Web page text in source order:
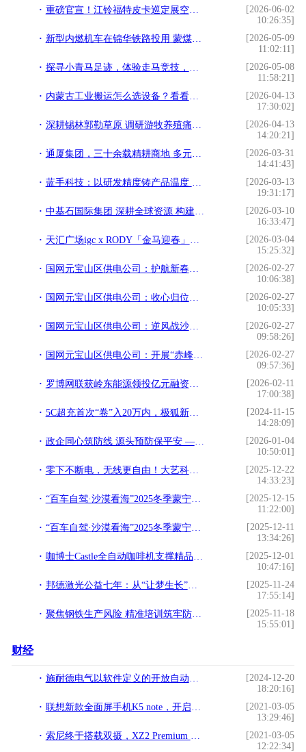
重磅官宣！江铃福特皮卡巡定展空降科右中旗牛交易市场
[2026-06-02
10:26:35]
新型内燃机车在锦华铁路投用 蒙煤外运再添强劲“中国芯”
[2026-05-09
11:02:11]
探寻小青马足迹，体验走马竞技，聆听马头琴印记
[2026-05-08
11:58:21]
内蒙古工业搬运怎么选设备？看看这家国企来解决 内蒙古凯澄起重机械：五大核心装备
[2026-04-13
17:30:02]
深耕锡林郭勒草原 调研游牧养殖痛点 科技赋能牧区振兴
[2026-04-13
14:20:21]
通厦集团，三十余载精耕商地 多元布局铸就城市标杆
[2026-03-31
14:41:43]
蓝手科技：以研发精度铸产品温度 打造生活级智能电子标杆
[2026-03-13
19:31:17]
中基石国际集团 深耕全球资源 构建贸易物流产业生态
[2026-03-10
16:33:47]
天汇广场igc x RODY「金马迎春」主题展闪耀启幕 潮玩新春奇趣盛宴
[2026-03-04
15:25:32]
国网元宝山区供电公司：护航新春用电 筑牢
[2026-02-27
10:06:38]
国网元宝山区供电公司：收心归位保供电 护航新春开门红
[2026-02-27
10:05:33]
国网元宝山区供电公司：逆风战沙尘 巡线护光明
[2026-02-27
09:58:26]
国网元宝山区供电公司：开展“赤峰交费赢好礼”活动
[2026-02-27
09:57:36]
罗博网联获岭东能源领投亿元融资，助力矿山无人驾驶提速
[2026-02-11
17:00:38]
5C超充首次“卷”入20万内，极狐新阿尔法T5 正式上市，仅售12.38万起！
[2024-11-15
14:28:09]
政企同心筑防线 源头预防保平安 ——呼和浩特市“送策入企”工伤预防宣传活动扎实推进
[2026-01-04
10:50:01]
零下不断电，无线更自由！大艺科技开启哈尔滨冰雪季创作新篇章
[2025-12-22
14:33:23]
“百车自驾·沙漠看海”2025冬季蒙宁沙海自驾穿越活动暨乌海冬季旅游启动仪式圆满成功
[2025-12-15
11:22:00]
“百车自驾·沙漠看海”2025冬季蒙宁沙海自驾穿越活动暨乌海冬季旅游启动仪式即将开启
[2025-12-11
13:34:26]
咖博士Castle全自动咖啡机支撑精品进阶，上海咖啡进修课圆满落幕
[2025-12-01
10:47:16]
邦德激光公益七年：从“让梦生长”到“为爱守护”
[2025-11-24
17:55:14]
聚焦钢铁生产风险 精准培训筑牢防线 —兴安盟工伤预防专家组深入钢铁领域开展专项培训
[2025-11-18
15:55:01]
财经
施耐德电气以软件定义的开放自动化，激发智能制造新潜力
[2024-12-20
18:20:16]
联想新款全面屏手机K5 note，开启百元机4GB大内存时代!
[2021-03-05
13:29:46]
索尼终于搭载双摄，XZ2 Premium 国行7月2日预售，多少钱你会买？!
[2021-03-05
12:22:34]